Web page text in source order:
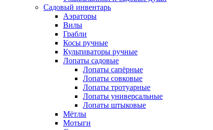
Садовый инвентарь
Аэраторы
Вилы
Грабли
Косы ручные
Культиваторы ручные
Лопаты садовые
Лопаты сапёрные
Лопаты совковые
Лопаты тротуарные
Лопаты универсальные
Лопаты штыковые
Мётлы
Мотыги